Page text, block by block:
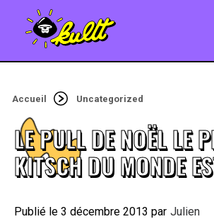
MUSIQUE
Accueil Uncategorized
LE PULL DE NOËL LE
KITSCH DU MONDE
3 décembre 2013 By Julien